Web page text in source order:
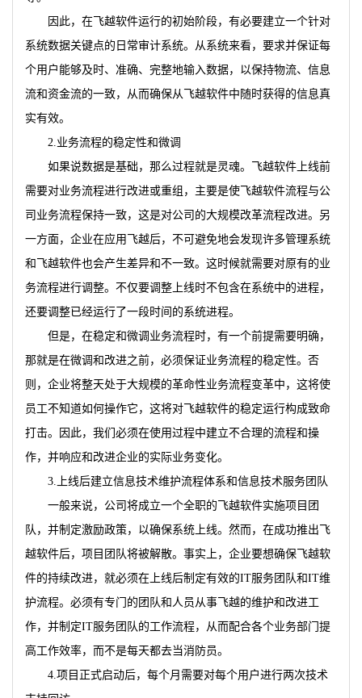
因此，在飞越软件运行的初始阶段，有必要建立一个针对
系统数据关键点的日常审计系统。从系统来看，要求并保证每
个用户能够及时、准确、完整地输入数据，以保持物流、信息
流和资金流的一致，从而确保从飞越软件中随时获得的信息真
实有效。
2.业务流程的稳定性和微调
如果说数据是基础，那么过程就是灵魂。飞越软件上线前
需要对业务流程进行改进或重组，主要是使飞越软件流程与公
司业务流程保持一致，这是对公司的大规模改革流程改进。另
一方面，企业在应用飞越后，不可避免地会发现许多管理系统
和飞越软件也会产生差异和不一致。这时候就需要对原有的业
务流程进行调整。不仅要调整上线时不包含在系统中的进程，
还要调整已经运行了一段时间的系统进程。
但是，在稳定和微调业务流程时，有一个前提需要明确，
那就是在微调和改进之前，必须保证业务流程的稳定性。否
则，企业将整天处于大规模的革命性业务流程变革中，这将使
员工不知道如何操作它，这将对飞越软件的稳定运行构成致命
打击。因此，我们必须在使用过程中建立不合理的流程和操
作，并响应和改进企业的实际业务变化。
3.上线后建立信息技术维护流程体系和信息技术服务团队
一般来说，公司将成立一个全职的飞越软件实施项目团
队，并制定激励政策，以确保系统上线。然而，在成功推出飞
越软件后，项目团队将被解散。事实上，企业要想确保飞越软
件的持续改进，就必须在上线后制定有效的IT服务团队和IT维
护流程。必须有专门的团队和人员从事飞越的维护和改进工
作，并制定IT服务团队的工作流程，从而配合各个业务部门提
高工作效率，而不是每天都去当消防员。
4.项目正式启动后，每个月需要对每个用户进行两次技术